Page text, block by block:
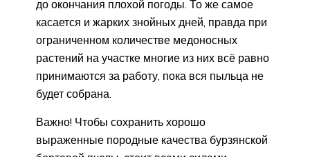
до окончания плохой погоды. То же самое
касается и жарких знойных дней, правда при
ограниченном количестве медоносных
растений на участке многие из них всё равно
принимаются за работу, пока вся пыльца не
будет собрана.
Важно! Чтобы сохранить хорошо
выраженные породные качества бурзянской